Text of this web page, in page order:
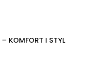
KOMFORT I STYL